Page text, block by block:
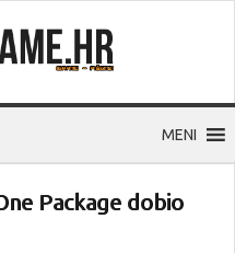
MENI
Package dobio